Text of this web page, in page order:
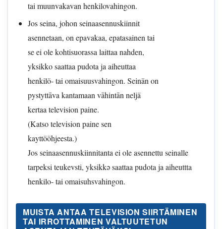
tai muunvakavan henkilovahingon.
Jos seina, johon seinaasennuskiinnit
asennetaan, on epavakaa, epatasainen tai
se ei ole kohtisuorassa laittaa nahden,
yksikko saattaa pudota ja aiheuttaa
henkilö- tai omaisuusvahingon. Seinän on
pystyttāva kantamaan vāhintān neljä
kertaa television paine.
(Katso television paine sen
kayttööhjeesta.)
Jos seinaasennuskiinnitanta ei ole asennettu seinalle
tarpeksi teukevsti, yksikkə saattaa pudota ja aiheuttta
henkilo- tai omaisuhsvahingon.
MUISTA ANTAA TELEVISION SIIRTÄMINEN
TAI IRROTTAMINEN VALTUUTETUN